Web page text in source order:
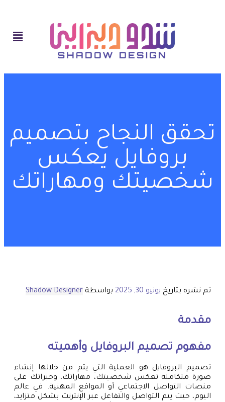
تحقق النجاح بتصميم
بروفايل يعكس
شخصيتك ومهاراتك
تم نشره بتاريخ يونيو 30, 2025 بواسطة Shadow Designer
مقدمة
مفهوم تصميم البروفايل وأهميته
تصميم البروفايل هو العملية التي يتم من خلالها إنشاء
صورة متكاملة تعكس شخصيتك، مهاراتك، وخبراتك على
منصات التواصل الاجتماعي أو المواقع المهنية. في عالم
اليوم، حيث يتم التواصل والتفاعل عبر الإنترنت بشكل متزايد،